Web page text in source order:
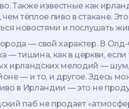
. Также известные как
тёплое пиво в стакане.
новостями и послушать
— свой характер. В
— тишина, как в церкви, если
ирландских мелодий — шум,
— и то, и другое. Здесь
в Ирландии — это не
паб не продает